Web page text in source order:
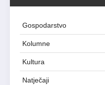
Gospodarstvo
Kolumne
Kultura
Natječaji